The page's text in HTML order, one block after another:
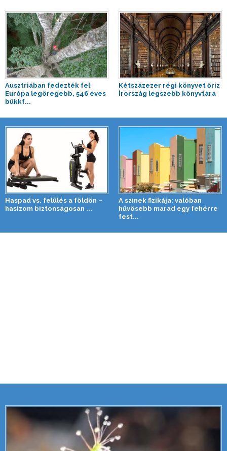
Ausztriában fedezték fel
Európa legöregebb, 546 éves
bükkf...
Kétszázezer régi könyvet őriz
Írország legszebb könyvtára
Haspad vs. felülés a földön –
hasizom biztonságosan ...
A színek fizikája: valóban
hűvösebb marad egy fehérre
fest...